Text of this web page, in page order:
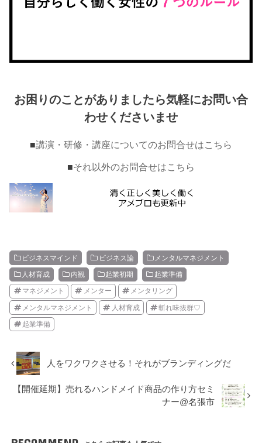
お困りのことがありましたら気軽にお問い合
わせくださいませ
■講演・研修・講座についてのお問合せはこちら
■それ以外のお問合せはこちら
ビジネスマインド ビジネス論 メンタルマネジメント
人材育成 内観 起業初期 起業準備
マネジメント メンター メンタリング
メンタルマネジメント 人材育成 斬れ味抜群♡
起業準備
人をワクワクさせる！それがブランディングだ
【開催延期】売れるハンドメイド商品の作り方セミ
ナー@名張市